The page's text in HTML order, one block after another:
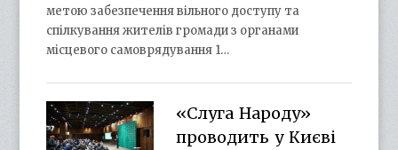
метою забезпечення вільного доступу та
спілкування жителів громади з органами
місцевого самоврядування 1…
«Слуга Народу»
проводить у Києві